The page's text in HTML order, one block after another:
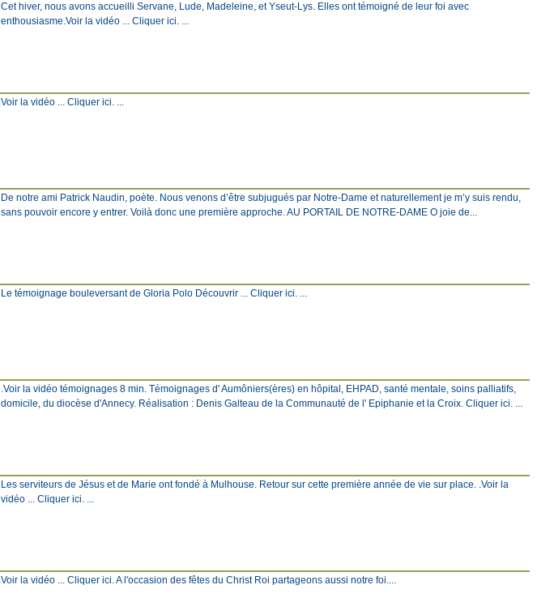
Cet hiver, nous avons accueilli Servane, Lude, Madeleine, et Yseut-Lys. Elles ont témoigné de leur foi avec
enthousiasme.Voir la vidéo ... Cliquer ici. ...
Voir la vidéo ... Cliquer ici. ...
De notre ami Patrick Naudin, poète. Nous venons d’être subjugués par Notre-Dame et naturellement je m’y suis rendu,
sans pouvoir encore y entrer. Voilà donc une première approche. AU PORTAIL DE NOTRE-DAME O joie de...
Le témoignage bouleversant de Gloria Polo Découvrir ... Cliquer ici. ...
.Voir la vidéo témoignages 8 min. Témoignages d' Aumôniers(ères) en hôpital, EHPAD, santé mentale, soins palliatifs,
domicile, du diocèse d'Annecy. Réalisation : Denis Galteau de la Communauté de l' Epiphanie et la Croix. Cliquer ici. ...
Les serviteurs de Jésus et de Marie ont fondé à Mulhouse. Retour sur cette première année de vie sur place. .Voir la
vidéo ... Cliquer ici. ...
Voir la vidéo ... Cliquer ici. A l'occasion des fêtes du Christ Roi partageons aussi notre foi....